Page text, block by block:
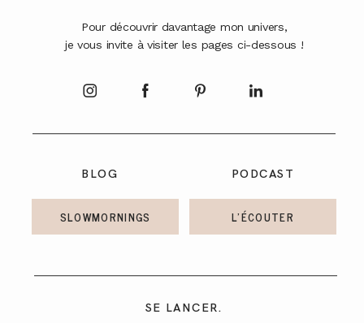
BLOG
SE LANCER.
SLOWMORNINGS
Pour découvrir davantage mon univers,
je vous invite à visiter les pages ci-dessous !
PODCAST
L'ÉCOUTER
CONTACT